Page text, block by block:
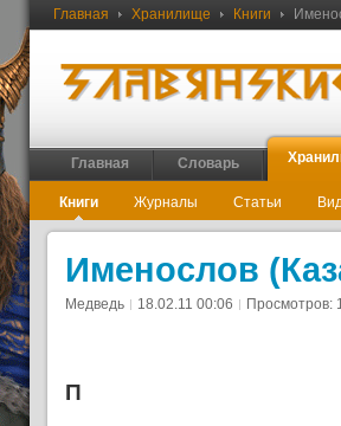
Главная Хранилище Книги
Главная Словарь
Книги Журналы Статьи
Именослов
Медведь 18.02.11 00:06 Просмотров:
П